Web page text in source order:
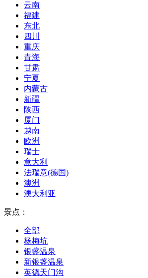
云南
福建
东北
四川
重庆
青海
甘肃
宁夏
内蒙古
新疆
陕西
厦门
越南
欧洲
瑞士
意大利
法瑞意(德国)
澳洲
澳大利亚
景点：
全部
杨梅坑
银盏温泉
新银盏温泉
英德天门沟